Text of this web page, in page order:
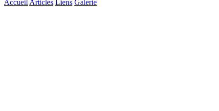
Accueil Articles Liens Galerie